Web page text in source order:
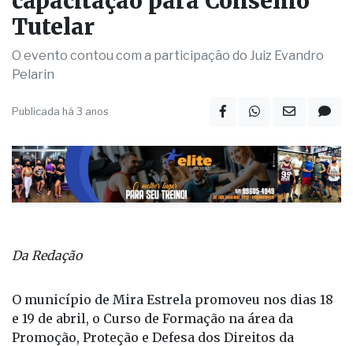
Tutelar
O evento contou com a participação do Juiz Evandro
Pelarin
Publicada há 3 anos
Da Redação
O município de Mira Estrela promoveu nos dias 18
e 19 de abril, o Curso de Formação na área da
Promoção, Proteção e Defesa dos Direitos da